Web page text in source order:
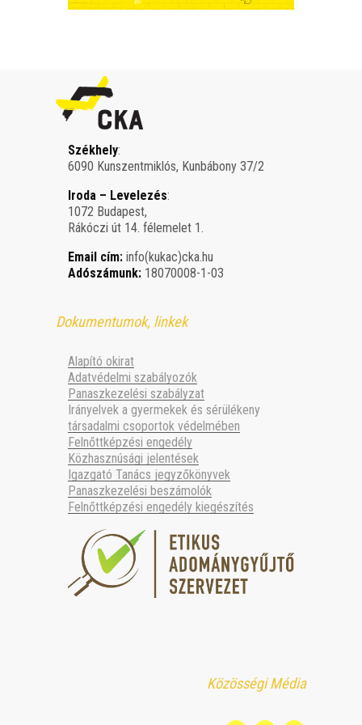
Székhely:
6090 Kunszentmiklós, Kunbábony 37/2
Iroda – Levelezés:
1072 Budapest,
Rákóczi út 14. félemelet 1.
Email cím: info(kukac)cka.hu
Adószámunk: 18070008-1-03
Dokumentumok, linkek
Alapító okirat
Adatvédelmi szabályozók
Panaszkezelési szabályzat
Irányelvek a gyermekek és sérülékeny
társadalmi csoportok védelmében
Felnőttképzési engedély
Közhasznúsági jelentések
Igazgató Tanács jegyzőkönyvek
Panaszkezelési beszámolók
Felnőttképzési engedély kiegészítés
Közösségi Média